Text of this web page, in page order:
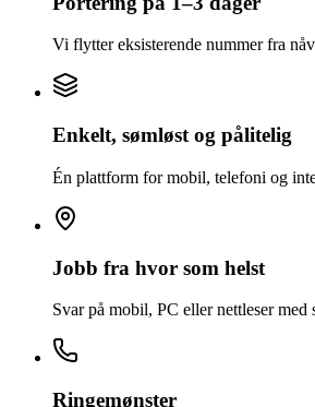
Vi flytter eksisterende nummer fra
Enkelt, sømløst og pålitelig
Én plattform for mobil, telefoni og
Jobb fra hvor som helst
Svar på mobil, PC eller nettleser
Ringemønster